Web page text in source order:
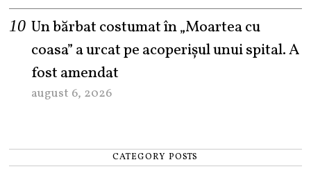
Un bărbat costumat în „Moartea cu
coasa” a urcat pe acoperișul unui spital. A
fost amendat
august 6, 2026
CATEGORY POSTS